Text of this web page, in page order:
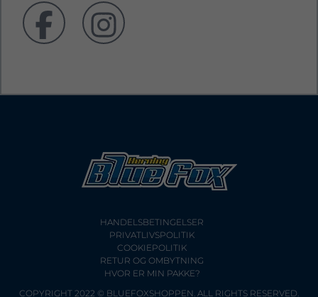
HANDELSBETINGELSER
PRIVATLIVSPOLITIK
COOKIEPOLITIK
RETUR OG OMBYTNING
HVOR ER MIN PAKKE?
COPYRIGHT 2022 © BLUEFOXSHOPPEN. ALL RIGHTS RESERVED.